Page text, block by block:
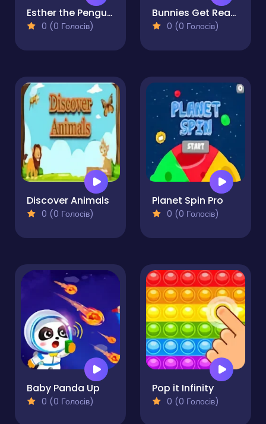
Esther the Penguin - Return to Antartica
0 (0 Голосів)
Bunnies Get Ready for Easter
0 (0 Голосів)
Discover Animals
0 (0 Голосів)
Planet Spin Pro
0 (0 Голосів)
Baby Panda Up
0 (0 Голосів)
Pop it Infinity
0 (0 Голосів)